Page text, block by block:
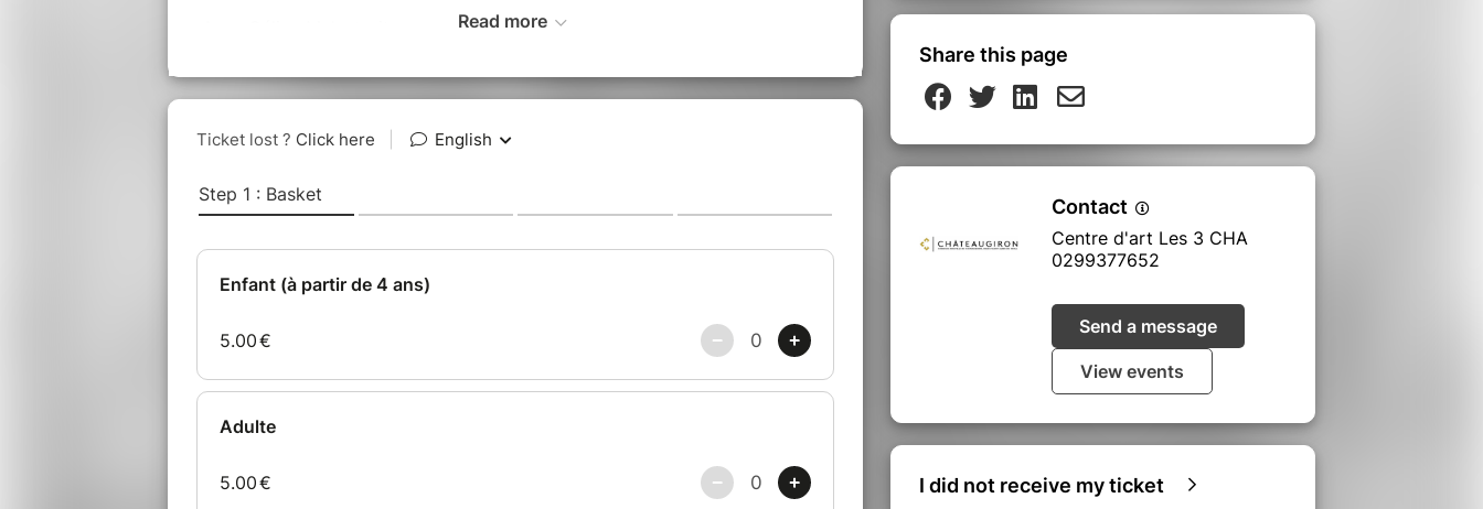
• Prévoir un vêtement chaud pour le début et la fin de la séance
Read more
Share this page
Contact
Centre d'art Les 3 CHA
0299377652
Send a message
View events
I did not receive my ticket